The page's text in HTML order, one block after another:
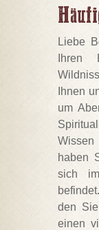
Liebe
Ihren
Ihnen
um
haben
sich
den
einen